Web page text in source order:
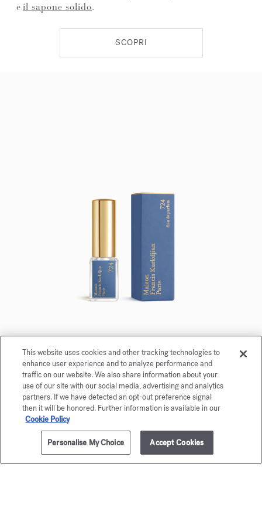
AVVISAMI € 175,00
e il sapone solido.
SCOPRI
Eau de parfum 5ml
Maison Francis Kurkdjian è lieta di offrirle
724 Eau de parfum 5ml.
This website uses cookies and other tracking technologies to
enhance user experience and to analyze performance and
traffic on our website. We also share information about your
use of our site with our social media, advertising and analytics
partners. If we have detected an opt-out preference signal
then it will be honored. Further information is available in our
Cookie Policy
Personalise My Choice Accept Cookies